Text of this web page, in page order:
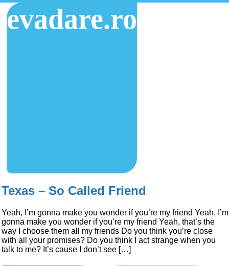
evadare.ro
Texas – So Called Friend
Yeah, I’m gonna make you wonder if you’re my friend Yeah, I’m
gonna make you wonder if you’re my friend Yeah, that’s the
way I choose them all my friends Do you think you’re close
with all your promises? Do you think I act strange when you
talk to me? It’s cause I don’t see […]